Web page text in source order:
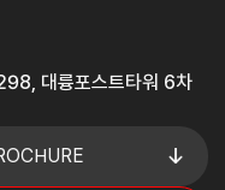
대륭포스트타워 6차